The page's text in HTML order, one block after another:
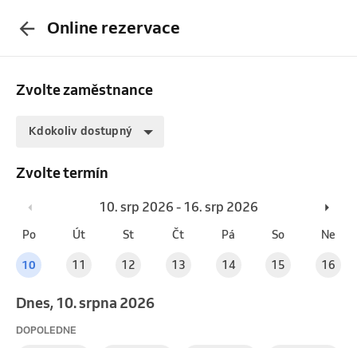
Online rezervace
Zvolte zaměstnance
Kdokoliv dostupný
Zvolte termín
10. srp 2026 - 16. srp 2026
Po Út St Čt Pá So Ne
10 11 12 13 14 15 16
Dnes, 10. srpna 2026
DOPOLEDNE